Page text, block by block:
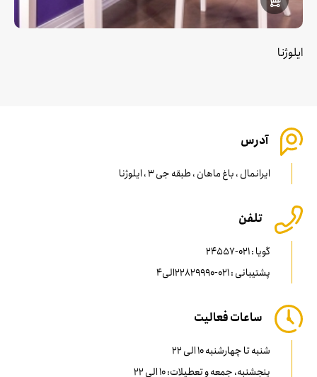
ایلوژنا
آدرس
ایرانمال ، باغ ماهان ، طبقه جی 3 ، ایلوژنا
تلفن
گویا : 021-24557
پشتیبانی : 021-22829990الی4
ساعات فعالیت
شنبه تا چهارشنبه 10 الی 22
پنجشنبه، جمعه و تعطیلات: 10 الی 22